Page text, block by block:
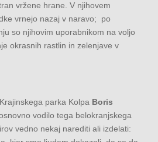
vržene hrane. V njihovem
vrnejo nazaj v naravo; po
so njihovim uporabnikom na voljo
okrasnih rastlin in zelenjave v
parka Kolpa Boris
vodilo tega belokranjskega
vedno nekaj narediti ali izdelati: